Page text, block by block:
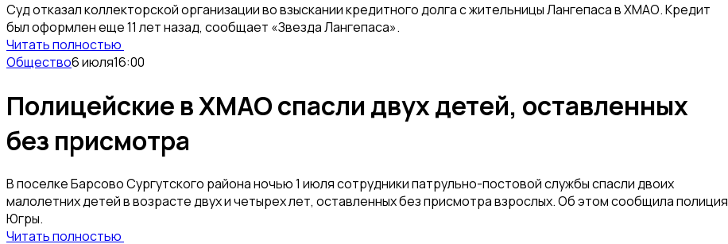
Суд отказал коллекторской организации во взыскании кредитного долга с жительницы Лангепаса в ХМАО. Кредит
был оформлен еще 11 лет назад, сообщает «Звезда Лангепаса».
Читать полностью
Общество6 июля16:00
Полицейские в ХМАО спасли двух детей, оставленных
без присмотра
В поселке Барсово Сургутского района ночью 1 июля сотрудники патрульно-постовой службы спасли двоих
малолетних детей в возрасте двух и четырех лет, оставленных без присмотра взрослых. Об этом сообщила полиция
Югры.
Читать полностью